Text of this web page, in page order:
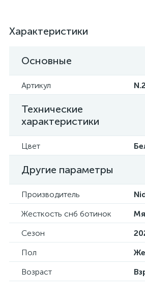
Характеристики
Основные
Артикул
Технические
характеристики
Цвет
Другие параметры
Производитель
Жесткость снб ботинок
Сезон
Пол
Возраст